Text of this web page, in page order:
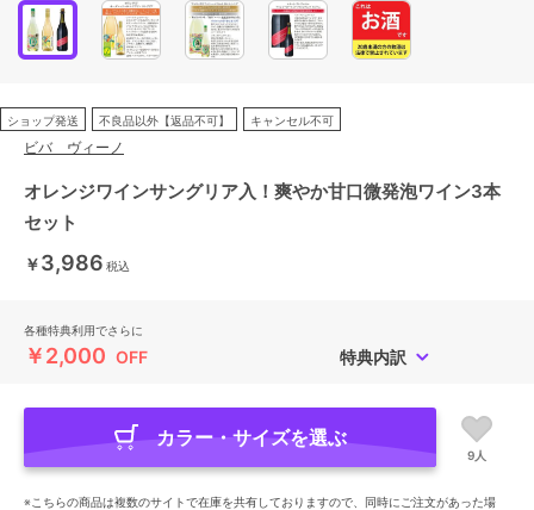
ショップ発送 不良品以外【返品不可】 キャンセル不可
ビバ ヴィーノ
オレンジワインサングリア入！爽やか甘口微発泡ワイン3本
セット
￥3,986 税込
各種特典利用でさらに
￥2,000 OFF 特典内訳
カラー・サイズを選ぶ
9人
※こちらの商品は複数のサイトで在庫を共有しておりますので、同時にご注文があった場